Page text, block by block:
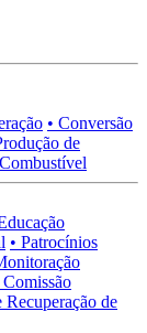
• Conversão
de
• Patrocínios
Comissão
Recuperação de